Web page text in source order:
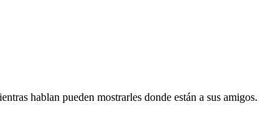
hablan pueden mostrarles donde están a sus amigos.